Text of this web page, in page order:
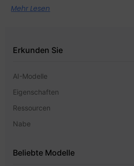
Mehr Lesen
Erkunden Sie
AI-Modelle
Eigenschaften
Ressourcen
Nabe
Beliebte Modelle